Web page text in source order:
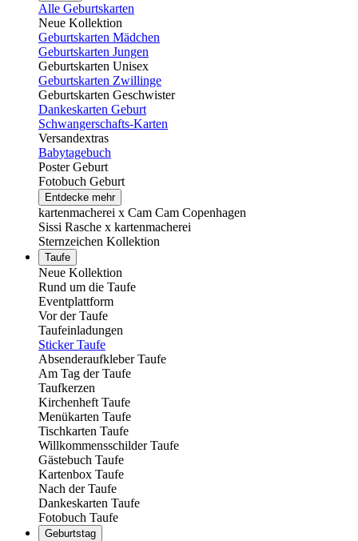
Alle Geburtskarten
Neue Kollektion
Geburtskarten Mädchen
Geburtskarten Jungen
Geburtskarten Unisex
Geburtskarten Zwillinge
Geburtskarten Geschwister
Dankeskarten Geburt
Schwangerschafts-Karten
Versandextras
Babytagebuch
Poster Geburt
Fotobuch Geburt
Entdecke mehr
kartenmacherei x Cam Cam Copenhagen
Sissi Rasche x kartenmacherei
Sternzeichen Kollektion
Taufe
Neue Kollektion
Rund um die Taufe
Eventplattform
Vor der Taufe
Taufeinladungen
Sticker Taufe
Absenderaufkleber Taufe
Am Tag der Taufe
Taufkerzen
Kirchenheft Taufe
Menükarten Taufe
Tischkarten Taufe
Willkommensschilder Taufe
Gästebuch Taufe
Kartenbox Taufe
Nach der Taufe
Dankeskarten Taufe
Fotobuch Taufe
Geburtstag